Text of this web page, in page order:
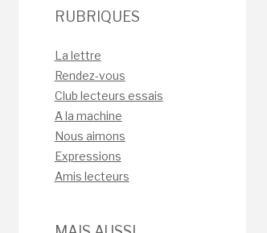
RUBRIQUES
La lettre
Rendez-vous
Club lecteurs essais
A la machine
Nous aimons
Expressions
Amis lecteurs